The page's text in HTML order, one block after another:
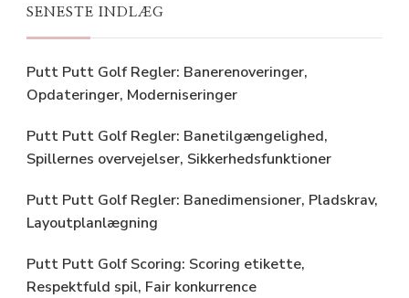
SENESTE INDLÆG
Putt Putt Golf Regler: Banerenoveringer,
Opdateringer, Moderniseringer
Putt Putt Golf Regler: Banetilgængelighed,
Spillernes overvejelser, Sikkerhedsfunktioner
Putt Putt Golf Regler: Banedimensioner, Pladskrav,
Layoutplanlægning
Putt Putt Golf Scoring: Scoring etikette,
Respektfuld spil, Fair konkurrence